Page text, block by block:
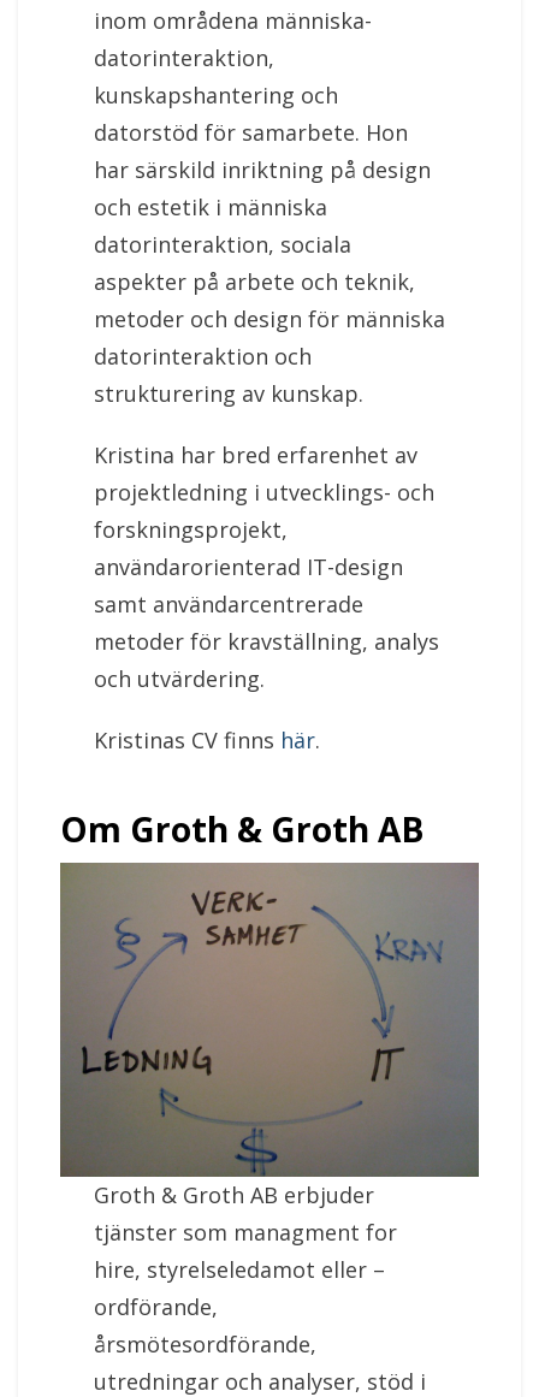
inom områdena människa-
datorinteraktion,
kunskapshantering och
datorstöd för samarbete. Hon
har särskild inriktning på design
och estetik i människa
datorinteraktion, sociala
aspekter på arbete och teknik,
metoder och design för människa
datorinteraktion och
strukturering av kunskap.
Kristina har bred erfarenhet av
projektledning i utvecklings- och
forskningsprojekt,
användarorienterad IT-design
samt användarcentrerade
metoder för kravställning, analys
och utvärdering.
Kristinas CV finns här.
Om Groth & Groth AB
Groth & Groth AB erbjuder
tjänster som managment for
hire, styrelseledamot eller –
ordförande,
årsmötesordförande,
utredningar och analyser, stöd i